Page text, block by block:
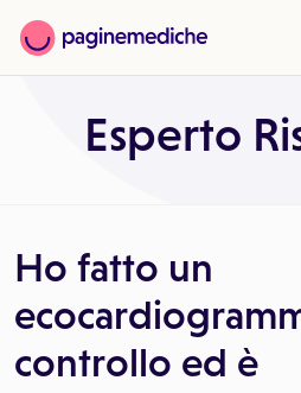
Esperto
Ho fatto un
controllo ed è